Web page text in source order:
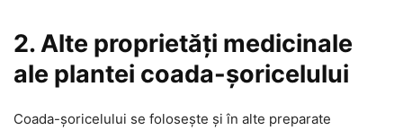
2. Alte proprietăți medicinale
ale plantei coada-șoricelului
Coada-șoricelului se folosește și în alte preparate